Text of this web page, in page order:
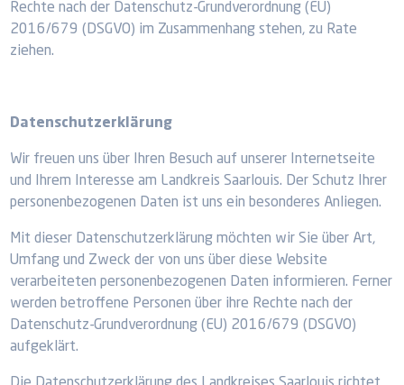
Rechte nach der Datenschutz-Grundverordnung (EU)
2016/679 (DSGVO) im Zusammenhang stehen, zu Rate
ziehen.
Datenschutzerklärung
Wir freuen uns über Ihren Besuch auf unserer Internetseite
und Ihrem Interesse am Landkreis Saarlouis. Der Schutz Ihrer
personenbezogenen Daten ist uns ein besonderes Anliegen.
Mit dieser Datenschutzerklärung möchten wir Sie über Art,
Umfang und Zweck der von uns über diese Website
verarbeiteten personenbezogenen Daten informieren. Ferner
werden betroffene Personen über ihre Rechte nach der
Datenschutz-Grundverordnung (EU) 2016/679 (DSGVO)
aufgeklärt.